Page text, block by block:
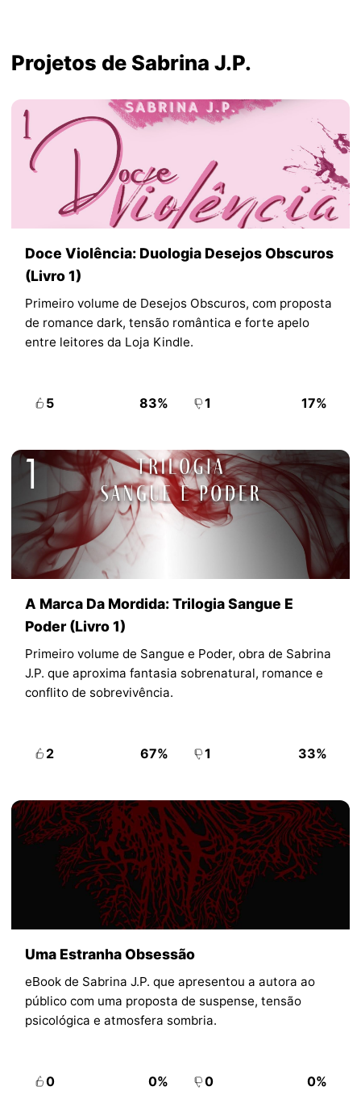
Projetos de Sabrina J.P.
Doce Violência: Duologia Desejos Obscuros
(Livro 1)
Primeiro volume de Desejos Obscuros, com proposta
de romance dark, tensão romântica e forte apelo
entre leitores da Loja Kindle.
5 83% 1 17%
A Marca Da Mordida: Trilogia Sangue E
Poder (Livro 1)
Primeiro volume de Sangue e Poder, obra de Sabrina
J.P. que aproxima fantasia sobrenatural, romance e
conflito de sobrevivência.
2 67% 1 33%
Uma Estranha Obsessão
eBook de Sabrina J.P. que apresentou a autora ao
público com uma proposta de suspense, tensão
psicológica e atmosfera sombria.
0 0% 0 0%